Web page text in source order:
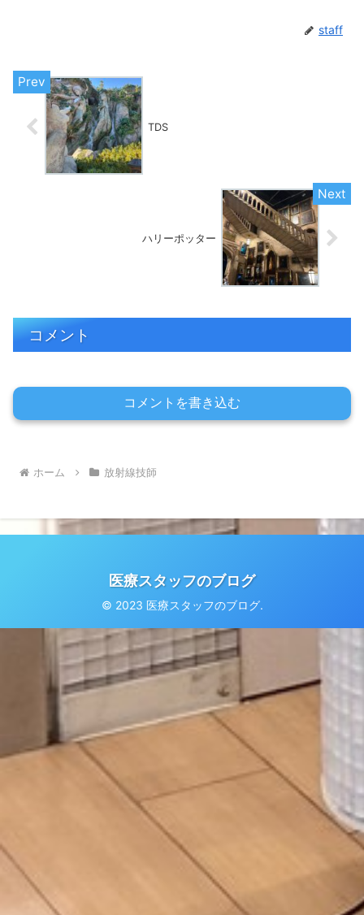
staff
TDS
ハリーポッター
コメント
コメントを書き込む
ホーム 放射線技師
医療スタッフのブログ
© 2023 医療スタッフのブログ.